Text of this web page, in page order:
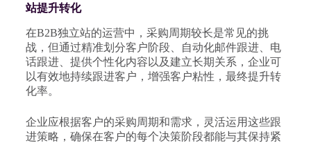
站提升转化
在B2B独立站的运营中，采购周期较长是常见的挑
战，但通过精准划分客户阶段、自动化邮件跟进、电
话跟进、提供个性化内容以及建立长期关系，企业可
以有效地持续跟进客户，增强客户粘性，最终提升转
化率。
企业应根据客户的采购周期和需求，灵活运用这些跟
进策略，确保在客户的每个决策阶段都能与其保持紧